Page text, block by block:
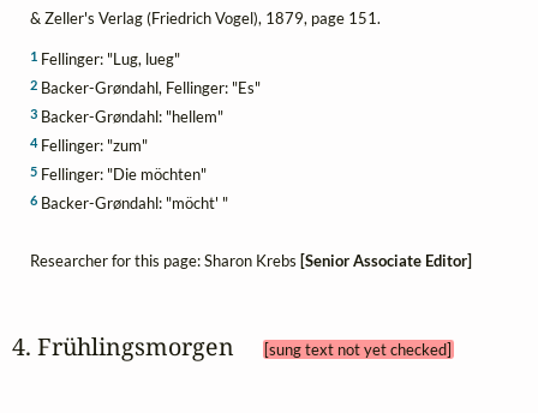
& Zeller's Verlag (Friedrich Vogel), 1879, page 151.
1Fellinger: "Lug, lueg"
2Backer-Grøndahl, Fellinger: "Es"
3Backer-Grøndahl: "hellem"
4Fellinger: "zum"
5Fellinger: "Die möchten"
6Backer-Grøndahl: "möcht' "
Researcher for this page: Sharon Krebs [Senior Associate Editor]
4. Frühlingsmorgen [sung text not yet checked]